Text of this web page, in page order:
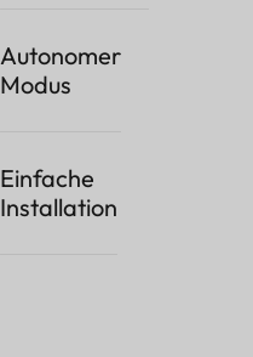
Autonomer
Modus
Einfache
Installation